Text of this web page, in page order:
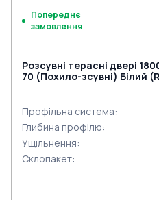
Попереднє
замовлення
Розсувні терасні двері
70 (Похило-зсувні) Білий
Профільна система:
Глибина профілю:
Ущільнення:
Склопакет: